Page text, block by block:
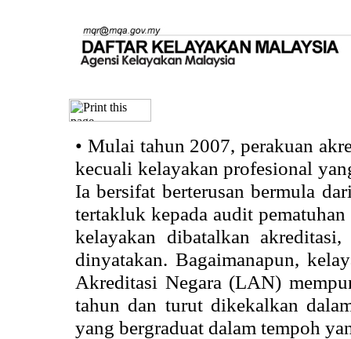
• Mulai tahun 2007, perakuan
kecuali kelayakan profesional
Ia bersifat berterusan bermula
tertakluk kepada audit
kelayakan dibatalkan
dinyatakan. Bagaimanapun,
Akreditasi Negara (LAN)
tahun dan turut dikekalkan
yang bergraduat dalam tempoh